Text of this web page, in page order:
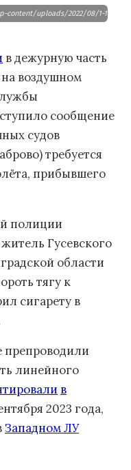
uploads/2022/08/1-19.jpeg
в дежурную часть
воздушном
сообщение
судов
требуется
прибывшего
полиции
Гусевского
области
тягу к
сигарету в
препроводили
линейного
в
2023 года,
Западном ЛУ